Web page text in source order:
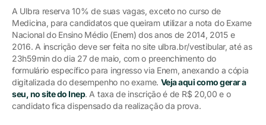
A Ulbra reserva 10% de suas vagas, exceto no curso de
Medicina, para candidatos que queiram utilizar a nota do Exame
Nacional do Ensino Médio (Enem) dos anos de 2014, 2015 e
2016. A inscrição deve ser feita no site ulbra.br/vestibular, até as
23h59min do dia 27 de maio, com o preenchimento do
formulário específico para ingresso via Enem, anexando a cópia
digitalizada do desempenho no exame. Veja aqui como gerar a
seu, no site do Inep. A taxa de inscrição é de R$ 20,00 e o
candidato fica dispensado da realização da prova.